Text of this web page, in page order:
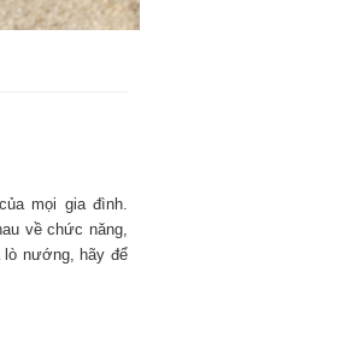
mọi gia đình.
về chức năng,
lò nướng, hãy để